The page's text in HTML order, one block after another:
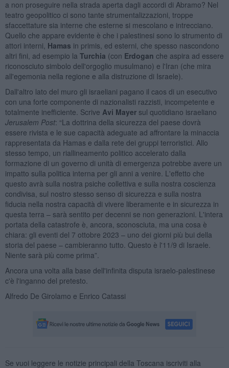
a non proseguire nella strada aperta dagli accordi di Abramo? Nel
teatro geopolitico ci sono tante strumentalizzazioni, troppe
sfaccettature sia interne che esterne si mescolano e intrecciano.
Quello che appare evidente è che i palestinesi sono lo strumento di
attori interni, Hamas in primis, ed esterni, che spesso nascondono
altri fini, ad esempio la Turchia (con Erdogan che aspira ad essere
riconosciuto simbolo dell'orgoglio musulmano) e l'Iran (che mira
all'egemonia nella regione e alla distruzione di Israele).
Dall'altro lato del muro gli israeliani pagano il caos di un esecutivo
con una forte componente di nazionalisti razzisti, incompetente e
totalmente inefficiente. Scrive Avi Mayer sul quotidiano israeliano
Jerusalem Post: “La dottrina della sicurezza del paese dovrà
essere rivista e le sue capacità adeguate ad affrontare la minaccia
rappresentata da Hamas e dalla rete dei gruppi terroristici. Allo
stesso tempo, un riallineamento politico accelerato dalla
formazione di un governo di unità di emergenza potrebbe avere un
impatto sulla politica interna per gli anni a venire. L'effetto che
questo avrà sulla nostra psiche collettiva e sulla nostra coscienza
condivisa, sul nostro stesso senso di sicurezza e sulla nostra
fiducia nella nostra capacità di vivere liberamente e in sicurezza in
questa terra – sarà sentito per decenni se non generazioni. L'intera
portata della catastrofe è, ancora, sconosciuta, ma una cosa è
chiara: gli eventi del 7 ottobre 2023 – uno dei giorni più bui della
storia del paese – cambieranno tutto. Questo è l'11/9 di Israele.
Niente sarà più come prima”.
Ancora una volta alla base dell'infinita disputa israelo-palestinese
c'è l'inganno del pretesto.
Alfredo De Girolamo e Enrico Catassi
Se vuoi leggere le notizie principali della Toscana iscriviti alla